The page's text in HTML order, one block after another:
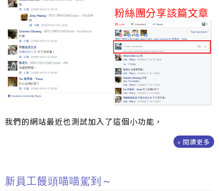
我們的網站最近也測試加入了這個小功能，
» 閱讀更多
新員工饅頭喵喵駕到～